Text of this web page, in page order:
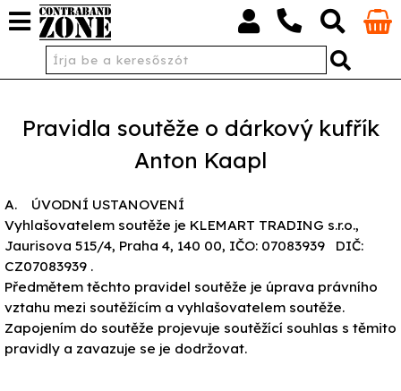
Pravidla soutěže o dárkový kufřík
Anton Kaapl
A. ÚVODNÍ USTANOVENÍ
Vyhlašovatelem soutěže je KLEMART TRADING s.r.o.,
Jaurisova 515/4, Praha 4, 140 00, IČO: 07083939 DIČ:
CZ07083939 .
Předmětem těchto pravidel soutěže je úprava právního
vztahu mezi soutěžícím a vyhlašovatelem soutěže.
Zapojením do soutěže projevuje soutěžící souhlas s těmito
pravidly a zavazuje se je dodržovat.